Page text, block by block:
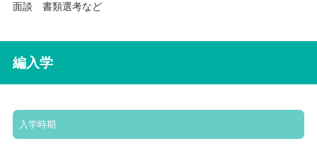
面談 書類選考など
編入学
入学時期